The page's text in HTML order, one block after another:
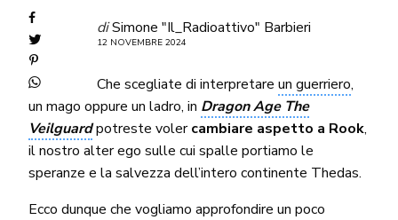
diSimone "Il_Radioattivo" Barbieri
12 NOVEMBRE 2024
Che scegliate di interpretare un guerriero,
un mago oppure un ladro, in Dragon Age The
Veilguardpotreste volercambiare aspetto a Rook,
il nostro alter ego sulle cui spalle portiamo le
speranze e la salvezza dell’intero continente Thedas.
Ecco dunque che vogliamo approfondire un poco